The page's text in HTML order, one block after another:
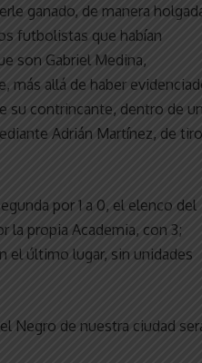
ganado, de manera
futbolistas que habían
son Gabriel Medina,
más allá de haber
su contrincante, dentro de
Adrián Martínez, de tiro
por 1 a 0, el elenco del
la propia Academia, con 3;
el último lugar, sin unidades
Negro de nuestra ciudad